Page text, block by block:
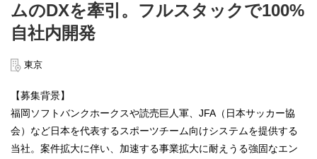
ムのDXを牽引。フルスタックで100%
自社内開発
東京
【募集背景】
福岡ソフトバンクホークスや読売巨人軍、JFA（日本サッカー協
会）など日本を代表するスポーツチーム向けシステムを提供する
当社。案件拡大に伴い、加速する事業拡大に耐えうる強固なエン